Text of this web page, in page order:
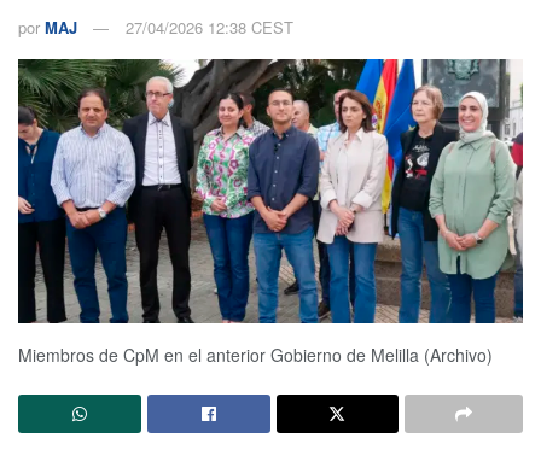
por MAJ 27/04/2026 12:38 CEST
Miembros de CpM en el anterior Gobierno de Melilla (Archivo)